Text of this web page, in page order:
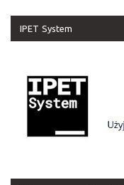
IPET System